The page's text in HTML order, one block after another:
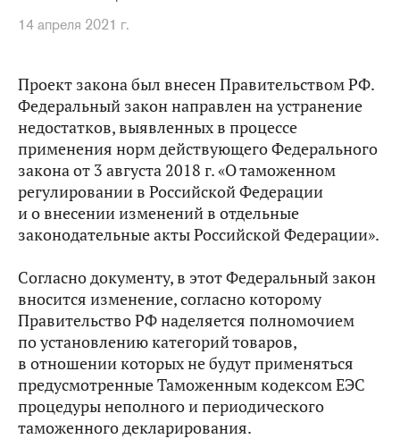
14 апреля 2021 г.
Проект закона был внесен Правительством РФ.
Федеральный закон направлен на устранение
недостатков, выявленных в процессе
применения норм действующего Федерального
закона от 3 августа 2018 г. «О таможенном
регулировании в Российской Федерации
и о внесении изменений в отдельные
законодательные акты Российской Федерации».
Согласно документу, в этот Федеральный закон
вносится изменение, согласно которому
Правительство РФ наделяется полномочием
по установлению категорий товаров,
в отношении которых не будут применяться
предусмотренные Таможенным кодексом ЕЭС
процедуры неполного и периодического
таможенного декларирования.